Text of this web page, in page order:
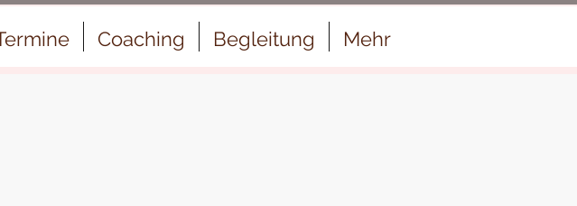
Coaching Begleitung Mehr